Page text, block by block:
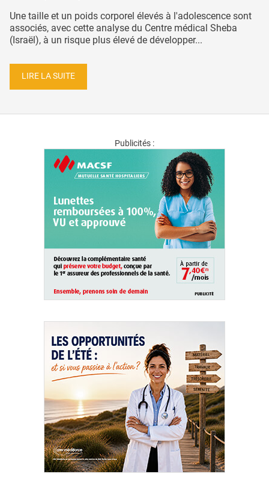
Une taille et un poids corporel élevés à l'adolescence sont
associés, avec cette analyse du Centre médical Sheba
(Israël), à un risque plus élevé de développer...
LIRE LA SUITE
Publicités :